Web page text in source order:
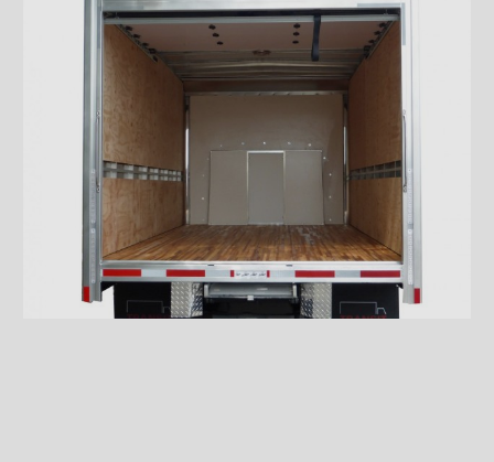
Éclairages intérieur
Finitions intérieures
Monte-charges MAXON
Marches
Échelles et passerelles
Caméra de recul
Sous-structures